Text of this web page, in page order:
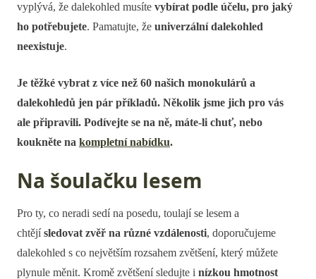
vyplývá, že dalekohled musíte vybírat podle účelu, pro jaký
ho potřebujete. Pamatujte, že univerzální dalekohled
neexistuje.
Je těžké vybrat z více než 60 našich monokulárů a
dalekohledů jen pár příkladů. Několik jsme jich pro vás
ale připravili. Podívejte se na ně, máte-li chuť, nebo
koukněte na kompletní nabídku.
Na šoulačku lesem
Pro ty, co neradi sedí na posedu, toulají se lesem a
chtějísledovat zvěř na různé vzdálenosti, doporučujeme
dalekohled s co největším rozsahem zvětšení, který můžete
plynule měnit. Kromě zvětšení sledujte i nízkou hmotnost